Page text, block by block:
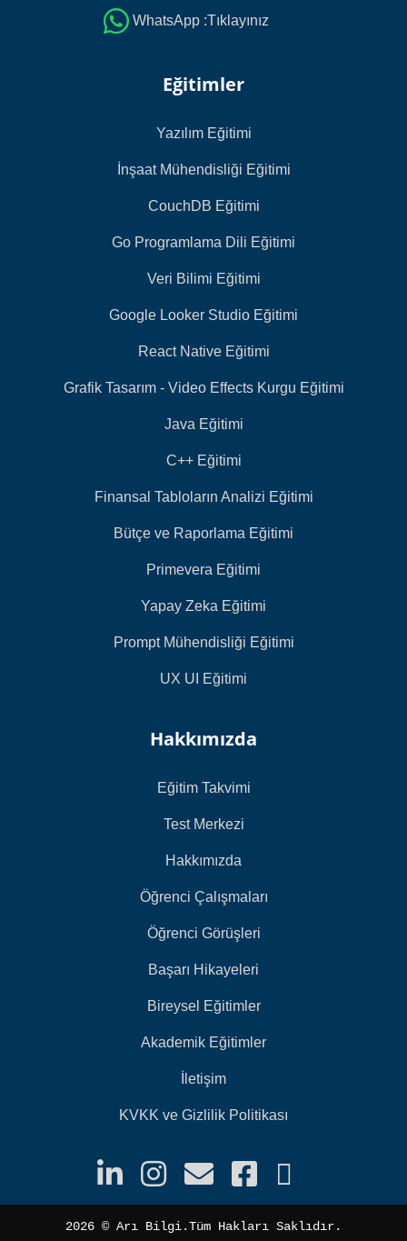
WhatsApp :Tıklayınız
Eğitimler
Yazılım Eğitimi
İnşaat Mühendisliği Eğitimi
CouchDB Eğitimi
Go Programlama Dili Eğitimi
Veri Bilimi Eğitimi
Google Looker Studio Eğitimi
React Native Eğitimi
Grafik Tasarım - Video Effects Kurgu Eğitimi
Java Eğitimi
C++ Eğitimi
Finansal Tabloların Analizi Eğitimi
Bütçe ve Raporlama Eğitimi
Primevera Eğitimi
Yapay Zeka Eğitimi
Prompt Mühendisliği Eğitimi
UX UI Eğitimi
Hakkımızda
Eğitim Takvimi
Test Merkezi
Hakkımızda
Öğrenci Çalışmaları
Öğrenci Görüşleri
Başarı Hikayeleri
Bireysel Eğitimler
Akademik Eğitimler
İletişim
KVKK ve Gizlilik Politikası
2026 ©️ Arı Bilgi.Tüm Hakları Saklıdır.